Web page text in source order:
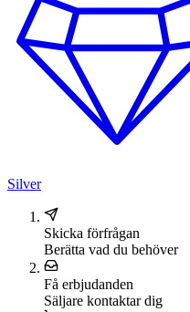
Silver
Skicka förfrågan
Berätta vad du behöver
Få erbjudanden
Säljare kontaktar dig